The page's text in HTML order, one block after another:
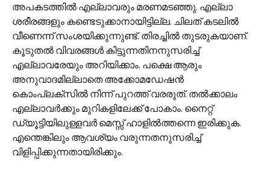
അപകടത്തില്‍ എല്ലാവരും മരണമടഞ്ഞു. എല്ലാ
ശരീരങ്ങളും കണ്ടെടുക്കാനായിട്ടില്ല. ചിലത് കടലില്‍
വീണെന്ന് സംശയിക്കുന്നുണ്ട്. തിരച്ചില്‍ തുടരുകയാണ്.
കൂടുതല്‍ വിവരങ്ങള്‍ കിട്ടുന്നതിനനുസരിച്ച്
എല്ലാവരേയും അറിയിക്കാം. പക്ഷെ ആരും
അനുവാദമില്ലാതെ അക്കോമഡേഷന്‍
കൊം‌പ്ലക്സില്‍ നിന്ന് പുറത്ത് വരരുത്. തല്‍ക്കാലം
എല്ലാവര്‍ക്കും മുറികളിലേക്ക് പോകാം. നൈറ്റ്
ഡ്യൂട്ടിയിലുള്ളവര്‍ മെസ്സ് ഹാളില്‍ത്തന്നെ ഇരിക്കുക.
എന്തെങ്കിലും ആവശ്യം വരുന്നതനുസരിച്ച്
വിളിപ്പിക്കുന്നതായിരിക്കും.